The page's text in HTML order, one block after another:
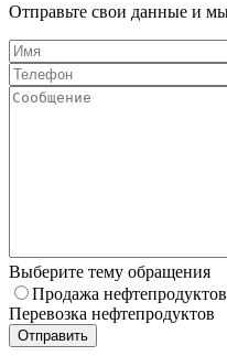
Отправьте свои данные и
Выберите тему обращения
Продажа нефтепродуктов
Перевозка нефтепродуктов
Отправить